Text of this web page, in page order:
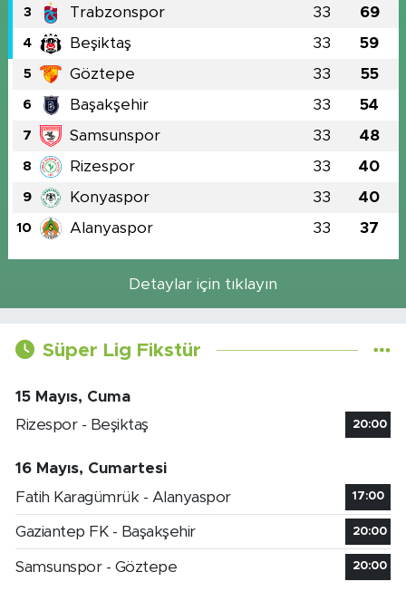
3 Trabzonspor 33 69
4 Beşiktaş 33 59
5 Göztepe 33 55
6 Başakşehir 33 54
7 Samsunspor 33 48
8 Rizespor 33 40
9 Konyaspor 33 40
10 Alanyaspor 33 37
Detaylar için tıklayın
Süper Lig Fikstür
15 Mayıs, Cuma
Rizespor - Beşiktaş
20:00
16 Mayıs, Cumartesi
Fatih Karagümrük - Alanyaspor
17:00
Gaziantep FK - Başakşehir 20:00
Samsunspor - Göztepe 20:00